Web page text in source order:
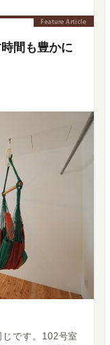
間も豊かに
です。102号室